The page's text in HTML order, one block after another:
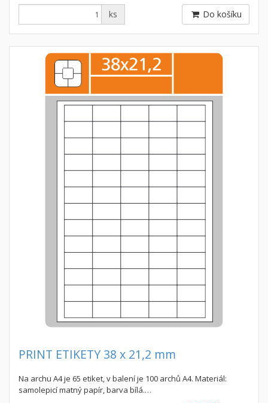
ks Do košíku
PRINT ETIKETY 38 x 21,2 mm
Na archu A4 je 65 etiket, v balení je 100 archů A4. Materiál:
samolepicí matný papír, barva bílá.…